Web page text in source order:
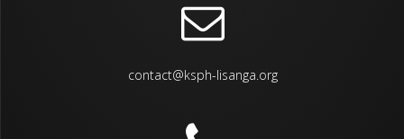
contact@ksph-lisanga.org